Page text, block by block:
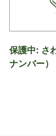
保護中: さ
ナンバー）